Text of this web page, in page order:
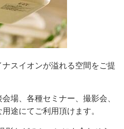
スイオンが溢れる空間をご提
場、各種セミナー、撮影会、
途にてご利用頂けます。